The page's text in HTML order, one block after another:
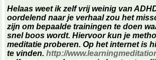
Helaas weet ik zelf vrij weinig van
oordelend naar je verhaal zou het
zijn om bepaalde trainingen te doen
snel boos wordt. Hiervoor kun je
meditatie proberen. Op het internet is
te vinden. http://